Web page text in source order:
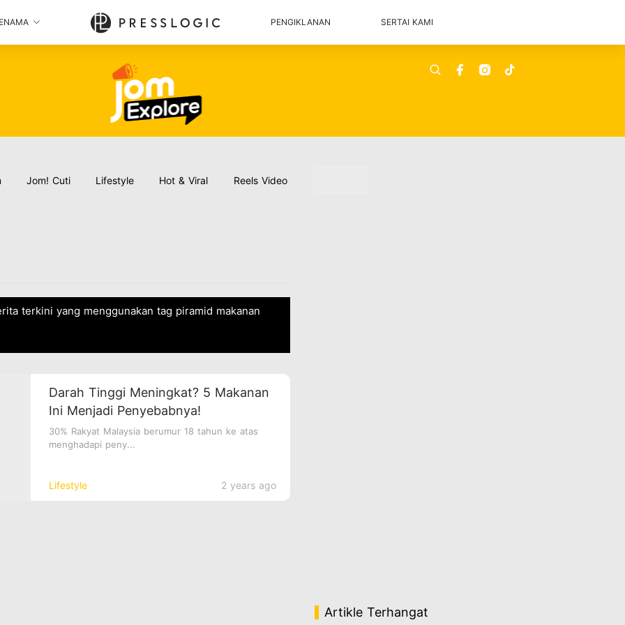
PENGIKLANAN SERTAI KAMI
Jom! Cuti Lifestyle Hot & Viral Reels Video
terkini yang menggunakan tag piramid makanan
Lifestyle 2 years ago
Darah Tinggi Meningkat? 5 Makanan
Ini Menjadi Penyebabnya!
30% Rakyat Malaysia berumur 18 tahun ke atas
menghadapi peny...
Artikle Terhangat